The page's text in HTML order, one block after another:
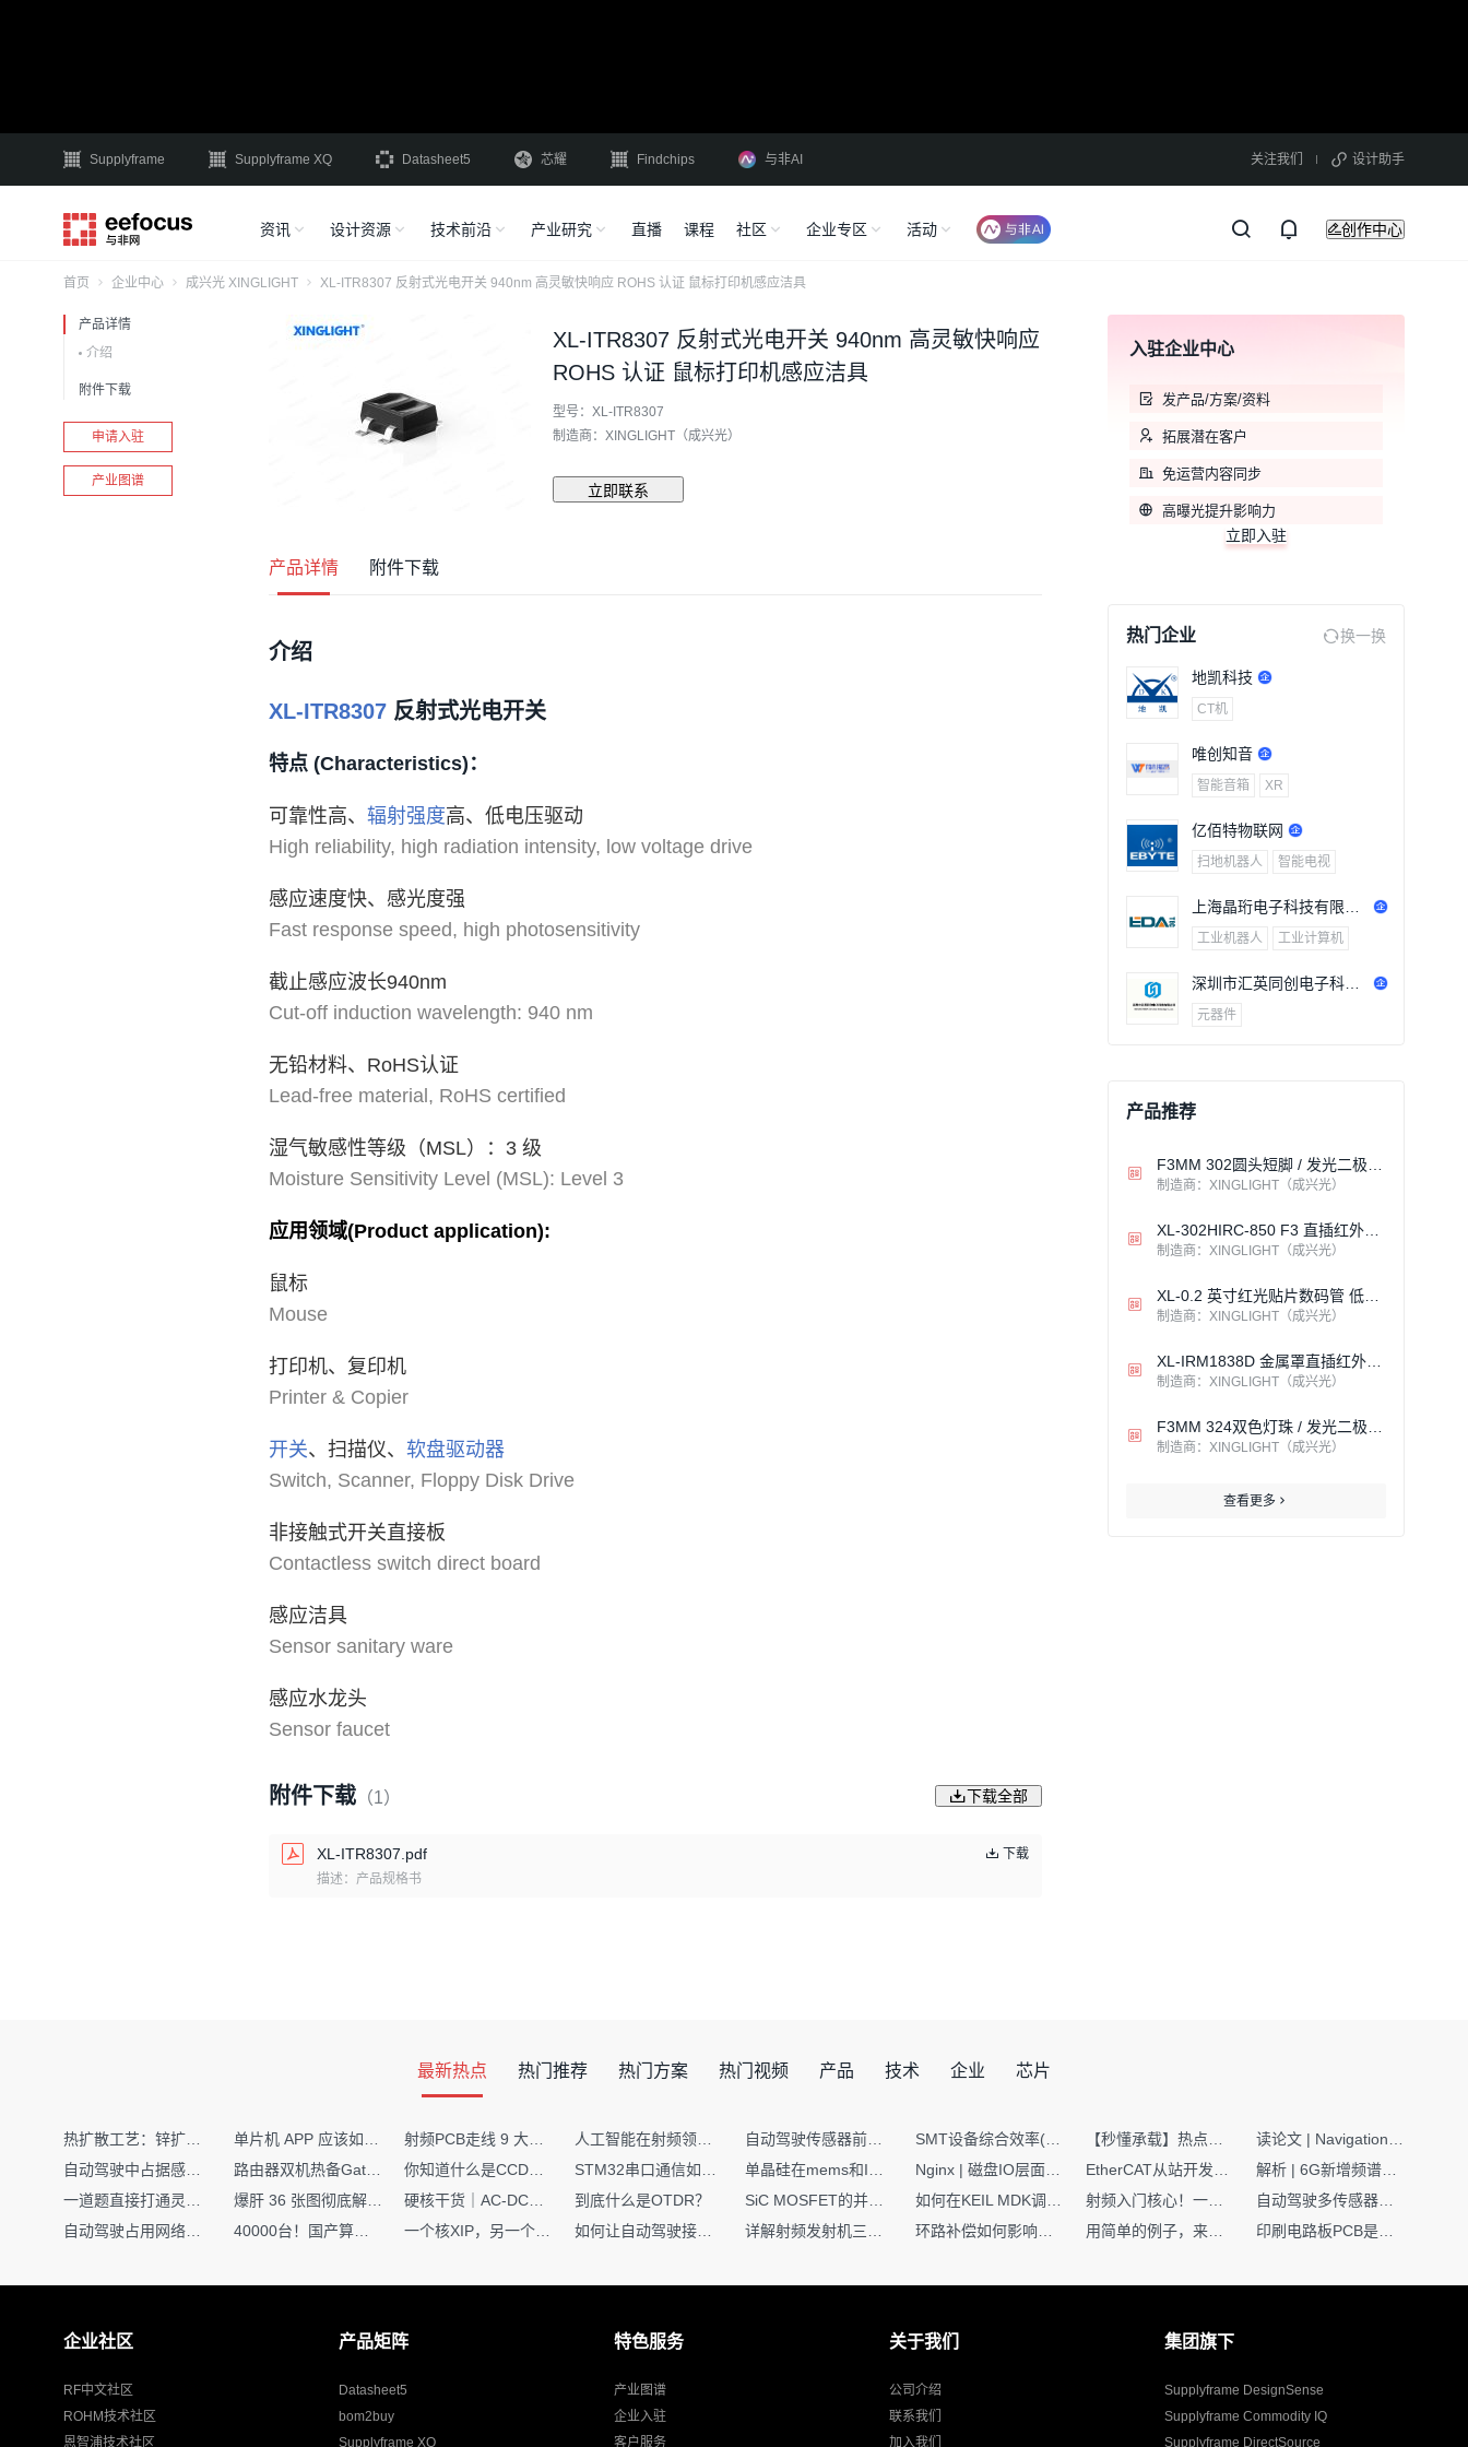
Supplyframe Supplyframe XQ Datasheet5 芯耀 Findchips 与非AI 关注我们 设计助手
资讯 设计资源 技术前沿 产业研究 直播 课程 社区 企业专区 活动 创作中心
首页 企业中心 成兴光 XINGLIGHT XL-ITR8307 反射式光电开关 940nm 高灵敏快响应 ROHS 认证 鼠标打印机感应洁具
产品详情
介绍
附件下载
申请入驻
产业图谱
XL-ITR8307 反射式光电开关 940nm 高灵敏快响应
ROHS 认证 鼠标打印机感应洁具
型号：XL-ITR8307
制造商：XINGLIGHT（成兴光）
立即联系
产品详情 附件下载
介绍
XL-ITR8307 反射式光电开关
特点 (Characteristics)：
可靠性高、 辐射强度高、低电压驱动
High reliability, high radiation intensity, low voltage drive
感应速度快、感光度强
Fast response speed, high photosensitivity
截止感应波长940nm
Cut-off induction wavelength: 940 nm
无铅材料、RoHS认证
Lead-free material, RoHS certified
湿气敏感性等级（MSL）：3 级
Moisture Sensitivity Level (MSL): Level 3
应用领域(Product application):
鼠标
Mouse
打印机、复印机
Printer & Copier
开关、扫描仪、 软盘驱动器
Switch, Scanner, Floppy Disk Drive
非接触式开关直接板
Contactless switch direct board
感应洁具
Sensor sanitary ware
感应水龙头
Sensor faucet
附件下载 （1） 下载全部
XL-ITR8307.pdf
下载
描述：产品规格书
入驻企业中心
发产品/方案/资料
拓展潜在客户
免运营内容同步
高曝光提升影响力
立即入驻
热门企业 换一换
地凯科技
CT机
唯创知音
智能音箱 XR
亿佰特物联网
扫地机器人 智能电视
上海晶珩电子科技有限公
司
工业机器人 工业计算机
深圳市汇英同创电子科技
有限公司
元器件
产品推荐
制造商：XINGLIGHT（成兴光）
制造商：XINGLIGHT（成兴光）
制造商：XINGLIGHT（成兴光）
制造商：XINGLIGHT（成兴光）
制造商：XINGLIGHT（成兴光）
查看更多
最新热点 热门推荐 热门方案 热门视频 产品 技术 企业 芯片
到底什么是OTDR？
企业社区
RF中文社区
ROHM技术社区
恩智浦技术社区
产品矩阵
Datasheet5
bom2buy
Supplyframe XQ
特色服务
产业图谱
企业入驻
客户服务
关于我们
公司介绍
联系我们
加入我们
集团旗下
Supplyframe DesignSense
Supplyframe Commodity IQ
Supplyframe DirectSource